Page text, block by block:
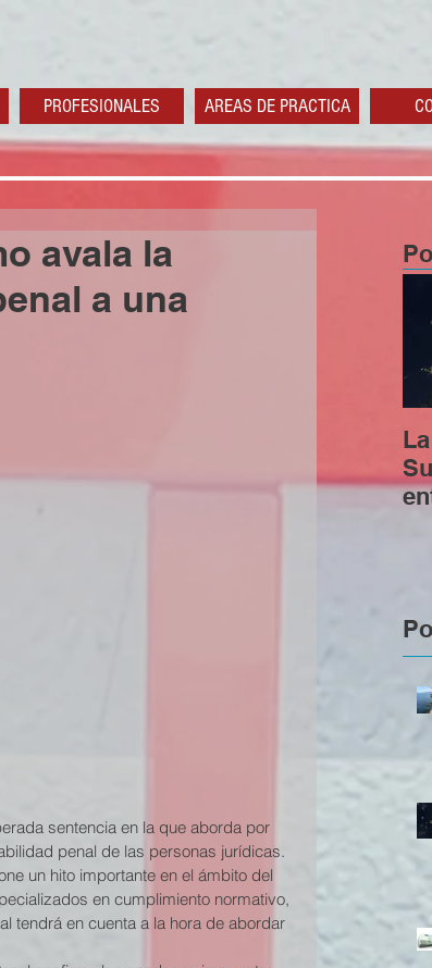
PROFESIONALES AREAS DE PRACTICA
avala la
a una
sentencia en la que aborda por
penal de las personas jurídicas.
un hito importante en el ámbito del
en cumplimiento normativo,
tendrá en cuenta a la hora de abordar